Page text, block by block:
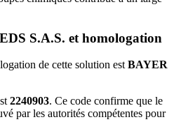
S.A.S. et homologation
de cette solution estBAYER
2240903. Ce code confirme que le
par les autorités compétentes pour